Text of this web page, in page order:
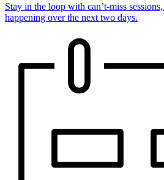
Stay in the loop with can’t-miss
happening over the next two days.